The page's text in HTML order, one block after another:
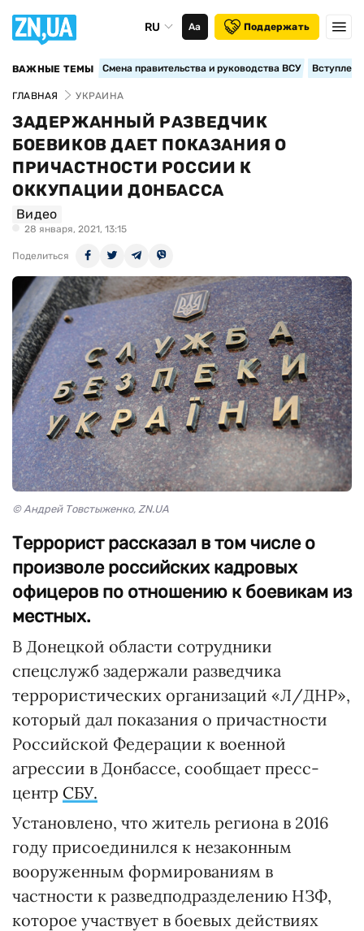
RU Аа Поддержать
ВАЖНЫЕ ТЕМЫ Смена правительства и руководства ВСУ
ГЛАВНАЯ УКРАИНА
ЗАДЕРЖАННЫЙ РАЗВЕДЧИК
БОЕВИКОВ ДАЕТ ПОКАЗАНИЯ О
ПРИЧАСТНОСТИ РОССИИ К
ОККУПАЦИИ ДОНБАССА
Видео
28 января, 2021, 13:15
Поделиться
© Андрей Товстыженко, ZN.UA
Террорист рассказал в том числе о
произволе российских кадровых
офицеров по отношению к боевикам из
местных.
В Донецкой области сотрудники
спецслужб задержали разведчика
террористических организаций «Л/ДНР»,
который дал показания о причастности
Российской Федерации к военной
агрессии в Донбассе, сообщает пресс-
центр СБУ.
Установлено, что житель региона в 2016
году присоединился к незаконным
вооруженным формированиям в
частности к разведподразделению НЗФ,
которое участвует в боевых действиях